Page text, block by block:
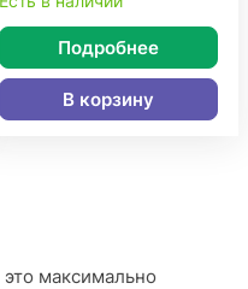
Подробнее
В корзину
это максимально